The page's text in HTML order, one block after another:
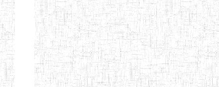
Etablissements
d'enseignement